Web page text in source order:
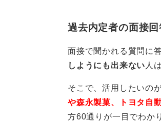
地元に対して感じ
希望勤務地の意向
伝えたからと
過去内定者の面接
面接で聞かれる質問に
しようにも出来ない 人
そこで、活用したいの
や森永製菓、トヨタ自
方60通りが一目でわか